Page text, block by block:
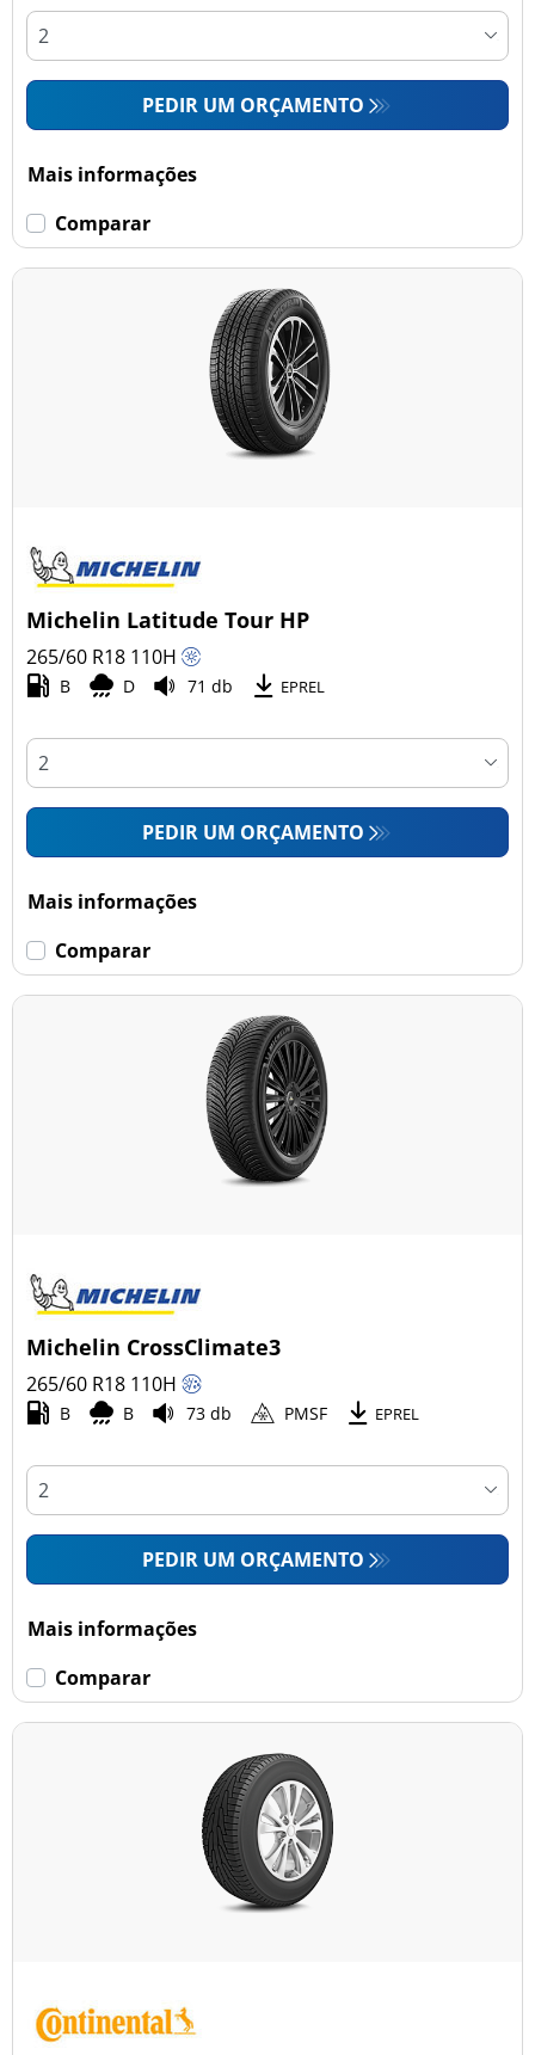
PEDIR UM ORÇAMENTO
Mais informações
Comparar
Michelin Latitude Tour HP
265/60 R18 110H
B D 71 db EPREL
PEDIR UM ORÇAMENTO
Mais informações
Comparar
Michelin CrossClimate3
265/60 R18 110H
B B 73 db PMSF EPREL
PEDIR UM ORÇAMENTO
Mais informações
Comparar